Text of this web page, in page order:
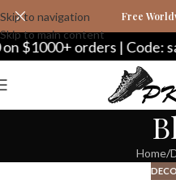
Skip to navigation
Skip to main content
Free
$1000+ orders | Code:
Home